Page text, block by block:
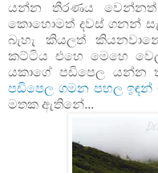
යන්න තීරණය වෙන්නත්
කොහොමත් දවස් ගනන්
බැහැ කියලත්
කට්ටිය එහෙ මෙහෙ
යකා‍ගේ පඩිපෙල යන්න
පඩිපෙල ගමන පහල ඉඳන්
මතක ඇතිනේ...